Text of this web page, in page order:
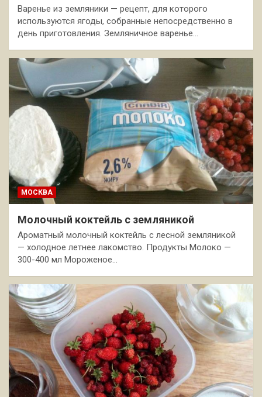
Варенье из земляники — рецепт, для которого
используются ягоды, собранные непосредственно в
день приготовления. Земляничное варенье…
МОСКВА
Молочный коктейль с земляникой
Ароматный молочный коктейль с лесной земляникой
— холодное летнее лакомство. Продукты Молоко —
300-400 мл Мороженое…